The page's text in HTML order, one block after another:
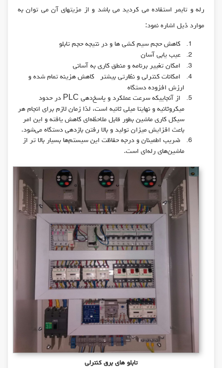
رله و تایمر استفاده می کردید می باشد و از مزیتهای آن می توان به
موارد ذیل اشاره نمود:
کاهش حجم سیم کشی ها و در نتیجه حجم تابلو
عیب یابی آسان
امکان تغییر برنامه و منطق کاری به آسانی
امکانات کنترلی و نظارتی بیشتر کاهش هزینه تمام شده و
ارزش افزوده دستگاه
از آنجاييكه سرعت عملكرد و پاسخ‌دهي PLC در حدود
ميكرو‌ثانيه و نهايتا ميلي ثانيه است، لذا زمان لازم براي انجام هر
سيكل كاري ماشين بطور قابل ملاحظه‌اي كاهش يافته و اين امر
باعث افزايش ميزان توليد و بالا رفتن بازدهي دستگاه مي‌شود.
ضريب اطمينان و درجه حفاظت اين سيستم‌ها بسيار بالا تر از
ماشين‌هاي رله‌اي است.
تابلو های برق کنترلی